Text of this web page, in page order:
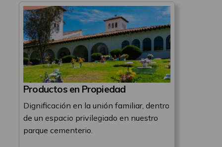
Productos en Propiedad
Dignificación en la unión familiar, dentro
de un espacio privilegiado en nuestro
parque cementerio.